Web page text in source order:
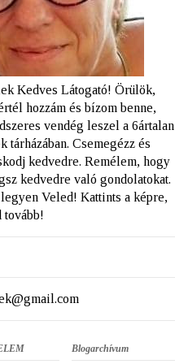
Kedves Látogató! Örülök,
hozzám és bízom benne,
vendég leszel a 6ártalan
tárházában. Csemegézz és
kedvedre. Remélem, hogy
kedvedre való gondolatokat.
Veled! Kattints a képre,
tovább!
Blogarchívum